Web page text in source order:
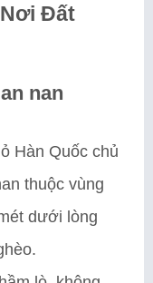
Đất
nan
Hàn Quốc chủ
thuộc vùng
dưới lòng